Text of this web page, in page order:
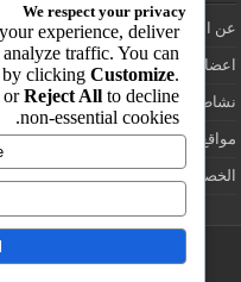
عن الشبكة
اعضاء شبكة الانتخابات في العالم
نشاطات الشبكة
مواقع انتخابية
الخصوصية
تصميم
We respect your privacy
experience, deliver
traffic. You can
by clickingCustomize.
orReject All to decline
non-essential cookies.